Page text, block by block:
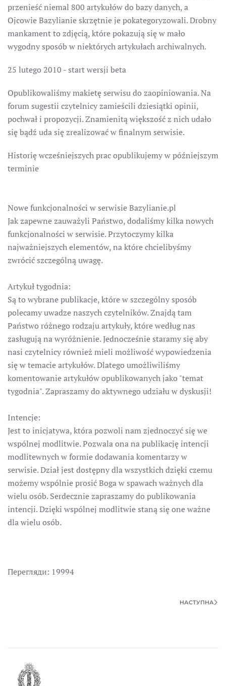
przenieść niemal 800 artykułów do bazy danych, a
Ojcowie Bazylianie skrzętnie je pokategoryzowali. Drobny
mankament to zdjęcią, które pokazują się w mało
wygodny sposób w niektórych artykułach archiwalnych.
25 lutego 2010 - start wersji beta
Opublikowaliśmy makietę serwisu do zaopiniowania. Na
forum sugestii czytelnicy zamieścili dziesiątki opinii,
pochwał i propozycji. Znamienitą większość z nich udało
się bądź uda się zrealizować w finalnym serwisie.
Historię wcześniejszych prac opublikujemy w późniejszym
terminie
Nowe funkcjonalności w serwisie Bazylianie.pl
Jak zapewne zauważyli Państwo, dodaliśmy kilka nowych
funkcjonalności w serwisie. Przytoczymy kilka
najważniejszych elementów, na które chcielibyśmy
zwrócić szczególną uwagę.
Artykuł tygodnia:
Są to wybrane publikacje, które w szczególny sposób
polecamy uwadze naszych czytelników. Znajdą tam
Państwo różnego rodzaju artykuły, które według nas
zasługują na wyróżnienie. Jednocześnie staramy się aby
nasi czytelnicy również mieli możliwość wypowiedzenia
się w temacie artykułów. Dlatego umożliwiliśmy
komentowanie artykułów opublikowanych jako "temat
tygodnia". Zapraszamy do aktywnego udziału w dyskusji!
Intencje:
Jest to inicjatywa, która pozwoli nam zjednoczyć się we
wspólnej modlitwie. Pozwala ona na publikację intencji
modlitewnych w formie dodawania komentarzy w
serwisie. Dział jest dostępny dla wszystkich dzięki czemu
możemy wspólnie prosić Boga w spawach ważnych dla
wielu osób. Serdecznie zapraszamy do publikowania
intencji. Dzięki wspólnej modlitwie staną się one ważne
dla wielu osób.
Перегляди: 19994
НАСТУПНА